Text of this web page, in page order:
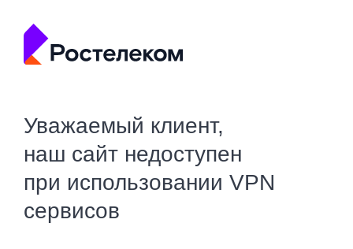
Уважаемый клиент,
наш сайт недоступен
при использовании VPN
сервисов